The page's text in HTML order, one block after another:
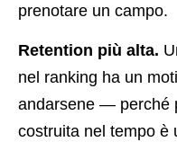
prenotare un campo.
Retention più alta.
nel ranking ha un
andarsene — perché
costruita nel tempo è